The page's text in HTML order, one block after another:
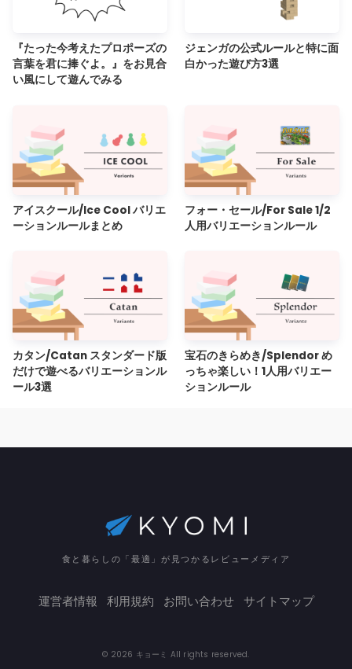
『たった今考えたプロポーズの
言葉を君に捧ぐよ。』をお見合
い風にして遊んでみる
ジェンガの公式ルールと特に面
白かった遊び方3選
アイスクール/Ice Cool バリエ
ーションルールまとめ
フォー・セール/For Sale 1/2
人用バリエーションルール
カタン/Catan スタンダード版
だけで遊べるバリエーションル
ール3選
宝石のきらめき/Splendor め
っちゃ楽しい！1人用バリエー
ションルール
食と暮らしの「最適」が見つかるレビューメディア
運営者情報 利用規約 お問い合わせ サイトマップ
© 2026 キョーミ All rights reserved.